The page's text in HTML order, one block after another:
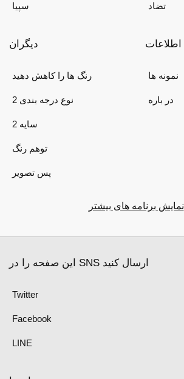
سپیا تضاد
دیگران
رنگ ها را کاهش دهید
2 نوع درجه بندی
2 سایه
توهم رنگ
پس تصویر
اطلاعات
نمونه ها
در باره
نمایش برنامه های بیشتر
این صفحه را در SNS ارسال کنید
Twitter
Facebook
LINE